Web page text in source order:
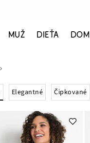
MUŽ DIEŤA DOM
Elegantné Čipkované